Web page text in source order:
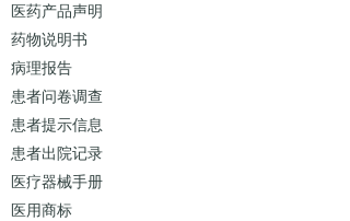
医药产品声明
药物说明书
病理报告
患者问卷调查
患者提示信息
患者出院记录
医疗器械手册
医用商标